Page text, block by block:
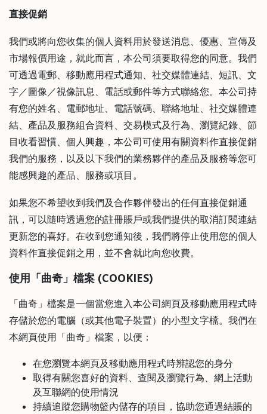
2
7
直接促銷
我們或將向您收集的個人資料用於發送消息、優惠、宣傳及
市場報價用途，就此而言，本公司須要取得您的同意。我們
可透過電郵、移動應用程式通知、社交媒體連結、短訊、文
字／圖像／視像訊息、電話或郵件等方式聯絡您。本公司持
有您的姓名、電郵地址、電話號碼、聯絡地址、社交媒體連
結、產品及服務組合資料、交易模式及行為、瀏覽紀錄、節
目收看習慣、個人興趣，本公司可使用有關資料作直接促銷
我們的服務，以及以下我們的業務夥伴的產品及服務等您可
能感興趣的產品、服務或項目。
如果您不希望收到我們及合作夥伴發出的任何直接促銷通
訊，可以隨時透過您的註冊賬戶或我們提供的取消訂閱連結
更新您的喜好。在收到您通知後，我們將停止使用您的個人
資料作直接促銷之用，並不會就此向您收費。
使用「曲奇」檔案 (COOKIES)
「曲奇」檔案是一個當您進入本公司網頁及移動應用程式時
存儲於您的電腦（或其他電子裝置）的小型文字檔。我們在
本網頁使用「曲奇」檔案，以便：
在您瀏覽本網頁及移動應用程式時辨認您的身分
取得有關您喜好的資料、查閱及瀏覽行為、網上活動
及互聯網的使用情況
持續追蹤您購物籃內儲存的項目，協助您通過結賬的